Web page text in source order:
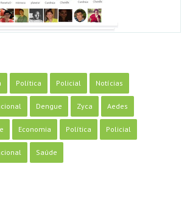
Política Policial Notícias
Dengue Zyca Aedes
Economia Política Policial
Saúde